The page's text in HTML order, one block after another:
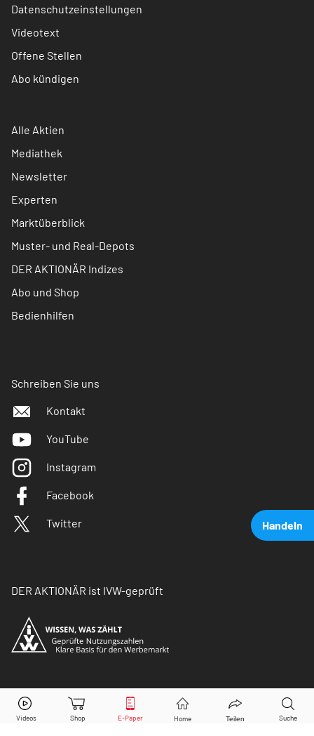
Handeln
BASF Aktie jetzt handeln?
Datenschutzeinstellungen
Videotext
Offene Stellen
Abo kündigen
Alle Aktien
Mediathek
Newsletter
Experten
Marktüberblick
Muster- und Real-Depots
DER AKTIONÄR Indizes
Abo und Shop
Bedienhilfen
Schreiben Sie uns
Kontakt
YouTube
Instagram
Facebook
Twitter
DER AKTIONÄR ist IVW-geprüft
© Copyright 2026 Börsenmedien AG. Alle Rechte